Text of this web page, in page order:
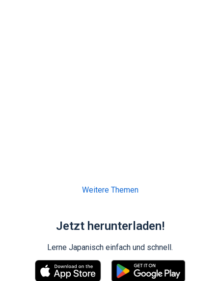
Weitere Themen
Jetzt herunterladen!
Lerne Japanisch einfach und schnell.